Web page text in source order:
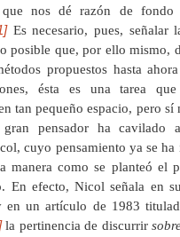
que nos dé razón de
Es necesario, pues, señalar
posible que, por ello mismo,
propuestos hasta
ésta es una tarea
tan pequeño espacio, pero sí
pensador ha cavilado
cuyo pensamiento ya se
manera como se planteó el
En efecto, Nicol señala en
en un artículo de 1983
la pertinencia de discurrir